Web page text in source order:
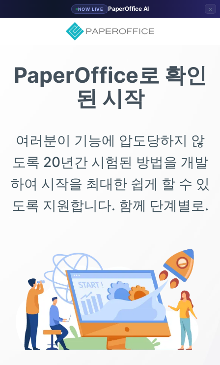
NOW LIVE PaperOffice AI ×
PaperOffice로 확인
된 시작
여러분이 기능에 압도당하지 않
도록 20년간 시험된 방법을 개발
하여 시작을 최대한 쉽게 할 수 있
도록 지원합니다. 함께 단계별로.